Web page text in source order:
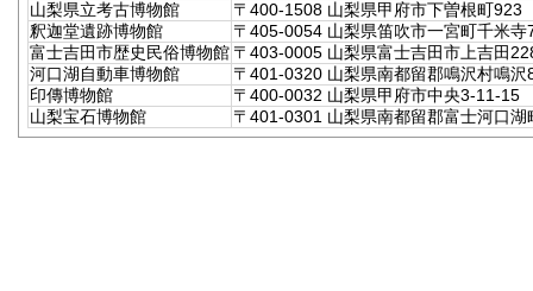
山梨県立考古博物館
〒400-1508 山梨県甲府市下曽根町923
釈迦堂遺跡博物館
〒405-0054 山梨県笛吹市一宮町千米寺
富士吉田市歴史民俗博物館 〒403-0005 山梨県富士吉田市上吉田
河口湖自動車博物館
〒401-0320 山梨県南都留郡鳴沢村鳴沢
印傳博物館
〒400-0032 山梨県甲府市中央3-11-15
山梨宝石博物館
〒401-0301 山梨県南都留郡富士河口湖